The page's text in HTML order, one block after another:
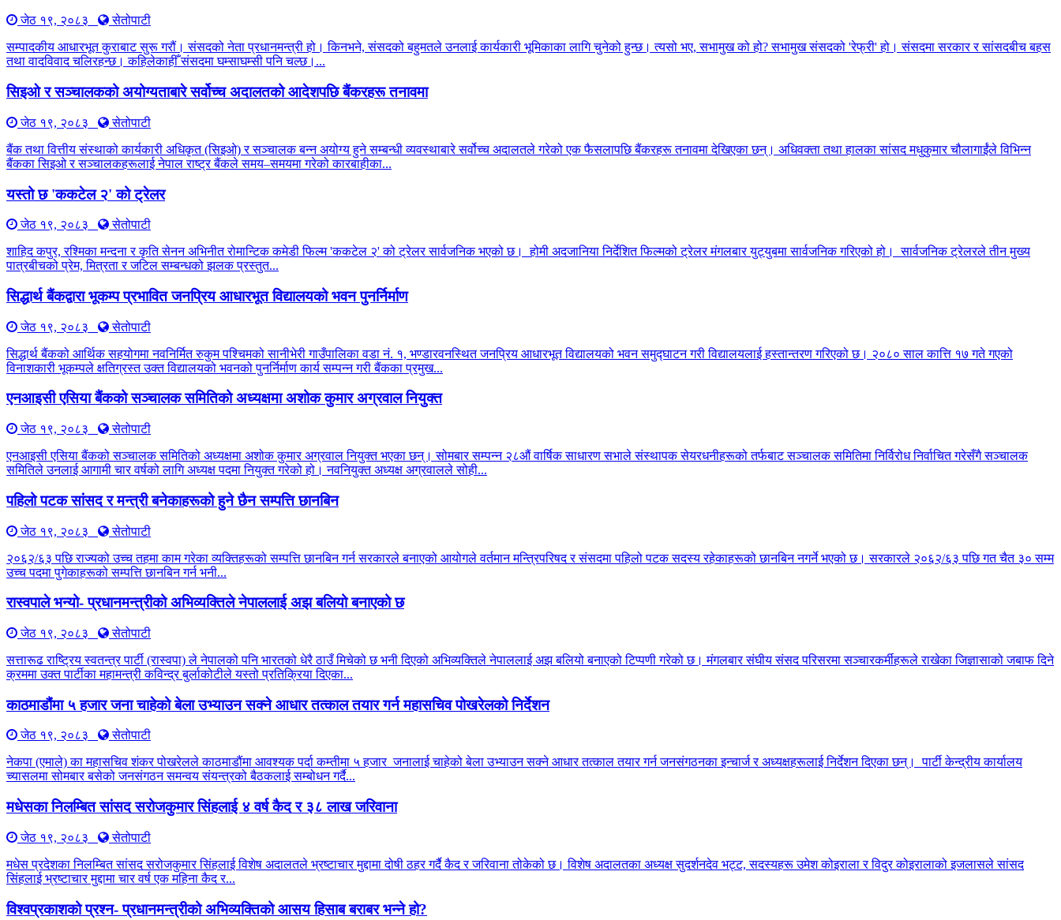
जेठ १९, २०८३
सेतोपाटी
सम्पादकीय आधारभूत कुराबाट सुरू गरौं। संसदको नेता प्रधानमन्त्री हो। किनभने, संसदको बहुमतले उनलाई कार्यकारी भूमिकाका लागि चुनेको हुन्छ। त्यसो भए, सभामुख को हो? सभामुख संसदको 'रेफ्री' हो। संसदमा सरकार र सांसदबीच बहस
तथा वादविवाद चलिरहन्छ। कहिलेकाहीँ संसदमा घम्साघम्सी पनि चल्छ।...
सिइओ र सञ्चालकको अयोग्यताबारे सर्वोच्च अदालतको आदेशपछि बैंकरहरू तनावमा
जेठ १९, २०८३
सेतोपाटी
बैंक तथा वित्तीय संस्थाको कार्यकारी अधिकृत (सिइओ) र सञ्चालक बन्न अयोग्य हुने सम्बन्धी व्यवस्थाबारे सर्वोच्च अदालतले गरेको एक फैसलापछि बैंकरहरू तनावमा देखिएका छन्। अधिवक्ता तथा हालका सांसद मधुकुमार चौलागाईंले विभिन्न
बैंकका सिइओ र सञ्चालकहरूलाई नेपाल राष्ट्र बैंकले समय–समयमा गरेको कारबाहीका...
यस्तो छ 'ककटेल २' को ट्रेलर
जेठ १९, २०८३
सेतोपाटी
शाहिद कपुर, रश्मिका मन्दना र कृति सेनन अभिनीत रोमान्टिक कमेडी फिल्म 'ककटेल २' को ट्रेलर सार्वजनिक भएको छ। होमी अदजानिया निर्देशित फिल्मको ट्रेलर मंगलबार युट्युबमा सार्वजनिक गरिएको हो। सार्वजनिक ट्रेलरले तीन मुख्य
पात्रबीचको प्रेम, मित्रता र जटिल सम्बन्धको झलक प्रस्तुत...
सिद्धार्थ बैंकद्वारा भूकम्प प्रभावित जनप्रिय आधारभूत विद्यालयको भवन पुनर्निर्माण
जेठ १९, २०८३
सेतोपाटी
सिद्धार्थ बैंकको आर्थिक सहयोगमा नवनिर्मित रुकुम पश्चिमको सानीभेरी गाउँपालिका वडा नं. १, भण्डारवनस्थित जनप्रिय आधारभूत विद्यालयको भवन समुद्घाटन गरी विद्यालयलाई हस्तान्तरण गरिएको छ। २०८० साल कात्ति १७ गते गएको
विनाशकारी भूकम्पले क्षतिग्रस्त उक्त विद्यालयको भवनको पुनर्निर्माण कार्य सम्पन्न गरी बैंकका प्रमुख...
एनआइसी एसिया बैंकको सञ्चालक समितिको अध्यक्षमा अशोक कुमार अग्रवाल नियुक्त
जेठ १९, २०८३
सेतोपाटी
एनआइसी एसिया बैंकको सञ्चालक समितिको अध्यक्षमा अशोक कुमार अग्रवाल नियुक्त भएका छन्। सोमबार सम्पन्न २८औं वार्षिक साधारण सभाले संस्थापक सेयरधनीहरूको तर्फबाट सञ्चालक समितिमा निर्विरोध निर्वाचित गरेसँगै सञ्चालक
समितिले उनलाई आगामी चार वर्षको लागि अध्यक्ष पदमा नियुक्त गरेको हो। नवनियुक्त अध्यक्ष अग्रवालले सोही...
पहिलो पटक सांसद र मन्त्री बनेकाहरूको हुने छैन सम्पत्ति छानबिन
जेठ १९, २०८३
सेतोपाटी
२०६२/६३ पछि राज्यको उच्च तहमा काम गरेका व्यक्तिहरूको सम्पत्ति छानबिन गर्न सरकारले बनाएको आयोगले वर्तमान मन्त्रिपरिषद र संसदमा पहिलो पटक सदस्य रहेकाहरूको छानबिन नगर्ने भएको छ। सरकारले २०६२/६३ पछि गत चैत ३० सम्म
उच्च पदमा पुगेकाहरूको सम्पत्ति छानबिन गर्न भनी...
रास्वपाले भन्यो- प्रधानमन्त्रीको अभिव्यक्तिले नेपाललाई अझ बलियो बनाएको छ
जेठ १९, २०८३
सेतोपाटी
सत्तारूढ राष्ट्रिय स्वतन्त्र पार्टी (रास्वपा) ले नेपालको पनि भारतको धेरै ठाउँ मिचेको छ भनी दिएको अभिव्यक्तिले नेपाललाई अझ बलियो बनाएको टिप्पणी गरेको छ। मंगलबार संघीय संसद परिसरमा सञ्चारकर्मीहरूले राखेका जिज्ञासाको जबाफ दिने
क्रममा उक्त पार्टीका महामन्त्री कविन्द्र बुर्लाकोटीले यस्तो प्रतिक्रिया दिएका...
काठमाडौंमा ५ हजार जना चाहेको बेला उभ्याउन सक्ने आधार तत्काल तयार गर्न महासचिव पोखरेलको निर्देशन
जेठ १९, २०८३
सेतोपाटी
नेकपा (एमाले) का महासचिव शंकर पोखरेलले काठमाडौंमा आवश्यक पर्दा कम्तीमा ५ हजार जनालाई चाहेको बेला उभ्याउन सक्ने आधार तत्काल तयार गर्न जनसंगठनका इन्चार्ज र अध्यक्षहरूलाई निर्देशन दिएका छन्। पार्टी केन्द्रीय कार्यालय
च्यासलमा सोमबार बसेको जनसंगठन समन्वय संयन्त्रको बैठकलाई सम्बोधन गर्दै...
मधेसका निलम्बित सांसद सरोजकुमार सिंहलाई ४ वर्ष कैद र ३८ लाख जरिवाना
जेठ १९, २०८३
सेतोपाटी
मधेस प्रदेशका निलम्बित सांसद सरोजकुमार सिंहलाई विशेष अदालतले भ्रष्टाचार मुद्दामा दोषी ठहर गर्दै कैद र जरिवाना तोकेको छ। विशेष अदालतका अध्यक्ष सुदर्शनदेव भट्ट, सदस्यहरू उमेश कोइराला र विदुर कोइरालाको इजलासले सांसद
सिंहलाई भ्रष्टाचार मुद्दामा चार वर्ष एक महिना कैद र...
विश्वप्रकाशको प्रश्न- प्रधानमन्त्रीको अभिव्यक्तिको आसय हिसाब बराबर भन्ने हो?